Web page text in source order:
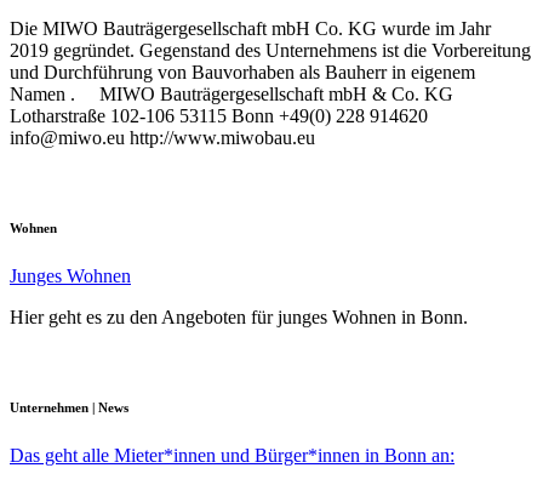
Die MIWO Bauträgergesellschaft mbH Co. KG wurde im Jahr
2019 gegründet. Gegenstand des Unternehmens ist die Vorbereitung
und Durchführung von Bauvorhaben als Bauherr in eigenem
Namen . MIWO Bauträgergesellschaft mbH & Co. KG
Lotharstraße 102-106 53115 Bonn +49(0) 228 914620
info@miwo.eu http://www.miwobau.eu
Wohnen
Junges Wohnen
Hier geht es zu den Angeboten für junges Wohnen in Bonn.
Unternehmen | News
Das geht alle Mieter*innen und Bürger*innen in Bonn an: